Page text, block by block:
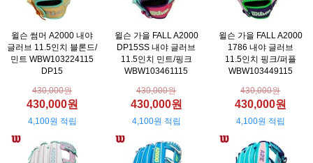
윌슨 썸머 A2000 내야
글러브 11.5인치 블론드/
민트 WBW103224115
DP15
430,000원
430,000원
4,100원 적립
윌슨 가을 FALL A2000
DP15SS 내야 글러브
11.5인치 민트/핑크
WBW103461115
430,000원
430,000원
4,100원 적립
윌슨 가을 FALL A2000
1786 내야 글러브
11.5인치 핑크/퍼플
WBW103449115
430,000원
430,000원
4,100원 적립